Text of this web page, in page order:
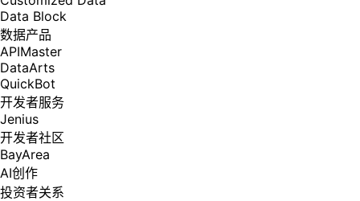
Data Block
数据产品
APIMaster
DataArts
QuickBot
开发者服务
Jenius
开发者社区
BayArea
AI创作
投资者关系